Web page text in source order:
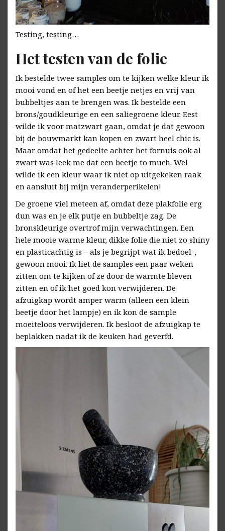
Testing, testing…
Het testen van de folie
Ik bestelde twee samples om te kijken welke kleur ik
mooi vond en of het een beetje netjes en vrij van
bubbeltjes aan te brengen was. Ik bestelde een
brons/goudkleurige en een saliegroene kleur. Eest
wilde ik voor matzwart gaan, omdat je dat gewoon
bij de bouwmarkt kan kopen en zwart heel chic is.
Maar omdat het gedeelte achter het fornuis ook al
zwart was leek me dat een beetje to much. Wel
wilde ik een kleur waar ik niet op uitgekeken raak
en aansluit bij mijn veranderperikelen!
De groene viel meteen af, omdat deze plakfolie erg
dun was en je elk putje en bubbeltje zag. De
bronskleurige overtrof mijn verwachtingen. Een
hele mooie warme kleur, dikke folie die niet zo shiny
en plasticachtig is – als je begrijpt wat ik bedoel-,
gewoon mooi. Ik liet de samples een paar weken
zitten om te kijken of ze door de warmte bleven
zitten en of ik het goed kon verwijderen. De
afzuigkap wordt amper warm (alleen een klein
beetje door het lampje) en ik kon de sample
moeiteloos verwijderen. Ik besloot de afzuigkap te
beplakken nadat ik de keuken had geverfd.